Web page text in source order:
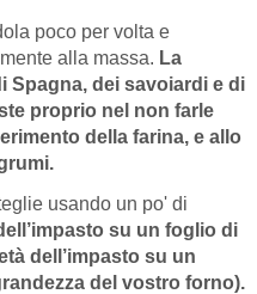
poco per volta e
alla massa. La
Spagna, dei savoiardi e di
proprio nel non farle
della farina, e allo
usando un po' di
su un foglio di
dell’impasto su un
del vostro forno).